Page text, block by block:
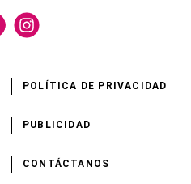
POLÍTICA DE PRIVACIDAD
PUBLICIDAD
CONTÁCTANOS